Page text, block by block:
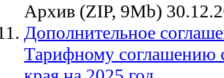
Архив (ZIP, 9Mb)
Дополнительное
Тарифному соглашению